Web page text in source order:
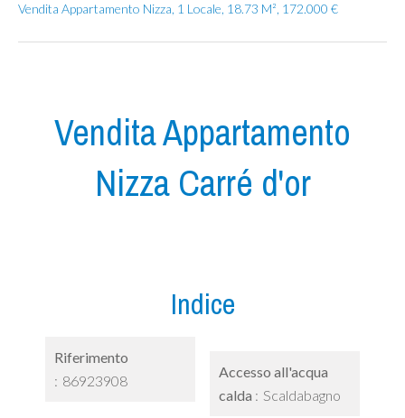
Vendita Appartamento Nizza, 1 Locale, 18.73 M², 172.000 €
Vendita Appartamento
Nizza Carré d'or
Indice
Riferimento
86923908
Accesso all'acqua
calda
Scaldabagno